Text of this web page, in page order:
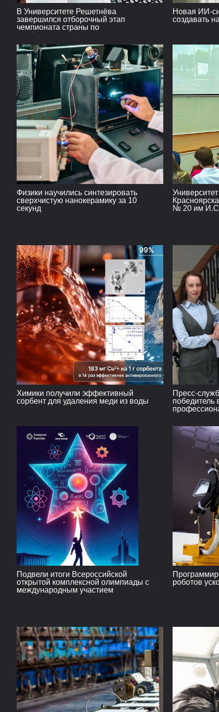
В Университете Решетнёва
завершился отборочный этап
чемпионата страны по
профмастерству среди студентов
инженерных вузов
Новая ИИ-
создавать
Физики научились синтезировать
сверхчистую нанокерамику за 10
секунд
№ 20 им И.С.
Химики получили эффективный
сорбент для удаления меди из воды
Пресс-
победитель
Подвели итоги Всероссийской
открытой комплексной олимпиады с
международным участием
роботов